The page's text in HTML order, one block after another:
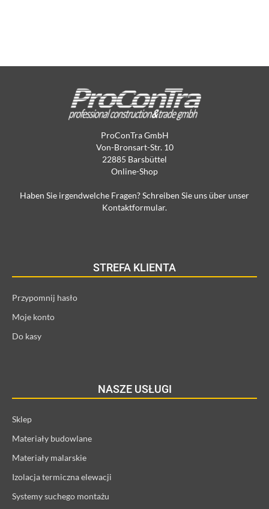
ProConTra GmbH
Von-Bronsart-Str. 10
22885 Barsbüttel
Online-Shop
Haben Sie irgendwelche Fragen? Schreiben Sie uns über unser
Kontaktformular.
STREFA KLIENTA
Przypomnij hasło
Moje konto
Do kasy
NASZE USŁUGI
Sklep
Materiały budowlane
Materiały malarskie
Izolacja termiczna elewacji
Systemy suchego montażu